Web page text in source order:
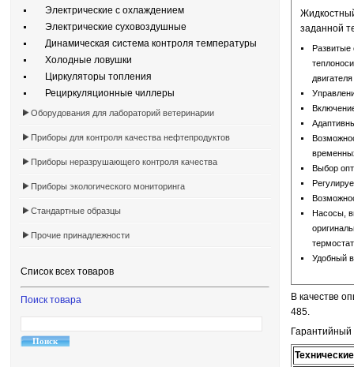
Электрические с охлаждением
Электрические суховоздушные
Динамическая система контроля температуры
Холодные ловушки
Циркуляторы топления
Рециркуляционные чиллеры
Оборудования для лабораторий ветеринарии
Приборы для контроля качества нефтепродуктов
Приборы неразрушающего контроля качества
Приборы экологического мониторинга
Стандартные образцы
Прочие принадлежности
Список всех товаров
Поиск товара
заданной
Развитые
Выбор
Насосы,
Удобный
В качестве
485.
Гарантийный